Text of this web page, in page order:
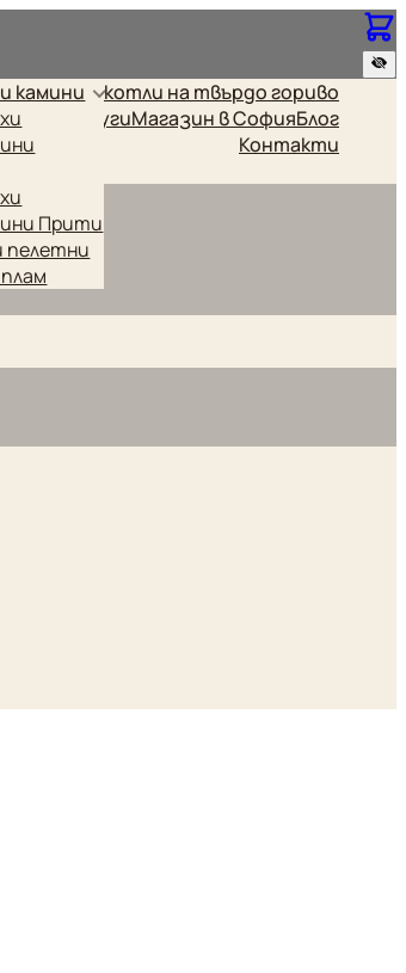
камини
Прити
пелетни
котли на твърдо гориво
ДругиМагазин в СофияБлог
Контакти